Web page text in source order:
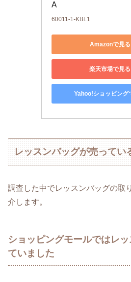
A
60011-1-KBL1
Amazonで見る
楽天市場で見る
Yahoo!ショッピング
レッスンバッグが売ってい
調査した中でレッスンバッグの取
介します。
ショッピングモールではレ
ていました